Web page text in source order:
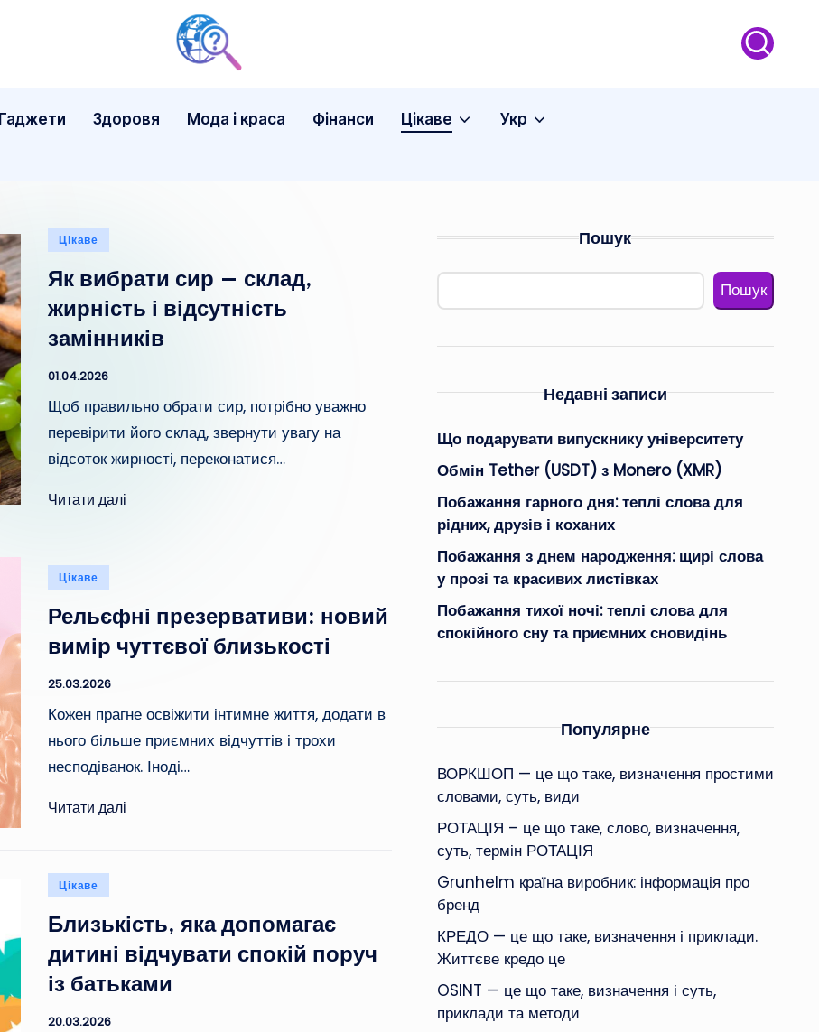
Гаджети Здоровя Мода і краса Фінанси Цікаве Укр
Опубліковано
Цікаве
Як вибрати сир — склад,
жирність і відсутність
замінників
01.04.2026
Щоб правильно обрати сир, потрібно уважно
перевірити його склад, звернути увагу на
відсоток жирності, переконатися…
Читати далі
Опубліковано
Цікаве
Рельєфні презервативи: новий
вимір чуттєвої близькості
25.03.2026
Кожен прагне освіжити інтимне життя, додати в
нього більше приємних відчуттів і трохи
несподіванок. Іноді…
Читати далі
Опубліковано
Цікаве
Близькість, яка допомагає
дитині відчувати спокій поруч
із батьками
20.03.2026
Пошук
Пошук
Недавні записи
Що подарувати випускнику університету
Обмін Tether (USDT) з Monero (XMR)
Побажання гарного дня: теплі слова для
рідних, друзів і коханих
Побажання з днем народження: щирі слова
у прозі та красивих листівках
Побажання тихої ночі: теплі слова для
спокійного сну та приємних сновидінь
Популярне
ВОРКШОП — це що таке, визначення простими
словами, суть, види
РОТАЦІЯ – це що таке, слово, визначення,
суть, термін РОТАЦІЯ
Grunhelm країна виробник: інформація про
бренд
КРЕДО — це що таке, визначення і приклади.
Життєве кредо це
OSINT — це що таке, визначення і суть,
приклади та методи